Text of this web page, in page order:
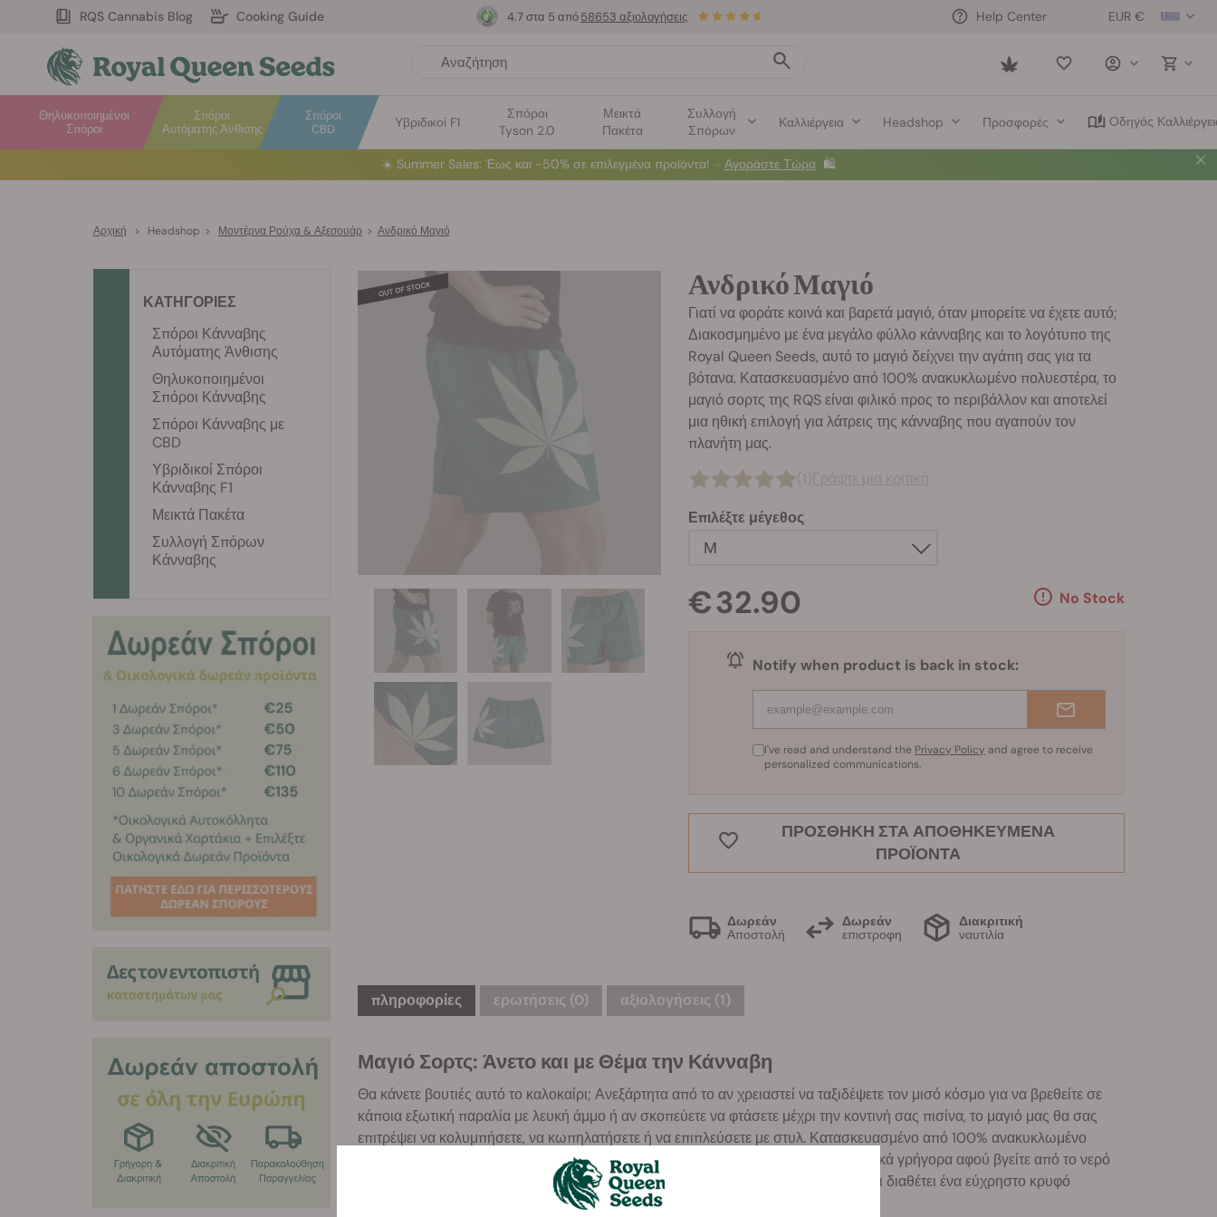
RQS Cannabis Blog Cooking Guide EUR €
Help Center
Saved
Σπόροι
Αυτόματης Άνθισης
Θηλυκοποιημένοι
Σπόροι
Σπόροι
CBD
Υβριδικοί F1
Σπόροι
Tyson 2.0
Μεικτά
Πακέτα
Συλλογή
Σπόρων
Καλλιέργεια Headshop Προσφορές Οδηγός
4.7 στα 5 από58653 αξιολογήσεις
☀️ Summer Sales: Έως και -50% σε επιλεγμένα προϊόντα! ⏤ Αγοράστε Τώρα 🛍️
Αρχική > Headshop > Μοντέρνα Ρούχα & Αξεσουάρ > Ανδρικό Μαγιό
Ανδρικό Μαγιό
Γιατί να φοράτε κοινά και βαρετά μαγιό, όταν μπορείτε να έχετε αυτό;
Διακοσμημένο με ένα μεγάλο φύλλο κάνναβης και το λογότυπο της
Royal Queen Seeds, αυτό το μαγιό δείχνει την αγάπη σας για τα
βότανα. Κατασκευασμένο από 100% ανακυκλωμένο πολυεστέρα, το
μαγιό σορτς της RQS είναι φιλικό προς το περιβάλλον και αποτελεί
μια ηθική επιλογή για λάτρεις της κάνναβης που αγαπούν τον
πλανήτη μας.
Επιλέξτε μέγεθος
M
€ 32.90 No Stock
Notify when product is back in stock:
I've read and understand the Privacy Policy and agree to receive
personalized communications.
ΠΡΟΣΘΉΚΗ ΣΤΑ ΑΠΟΘΗΚΕΥΜΈΝΑ
ΠΡΟΪΌΝΤΑ
Δωρεάν
Αποστολή
Δωρεάν
επιστροφη
Διακριτική
ναυτιλία
πληροφορίες ερωτήσεις (0) αξιολογήσεις (1)
Μαγιό Σορτς: Άνετο και με Θέμα την Κάνναβη
Θα κάνετε βουτιές αυτό το καλοκαίρι; Ανεξάρτητα από το αν χρειαστεί να ταξιδέψετε τον μισό κόσμο για να βρεθείτε σε
κάποια εξωτική παραλία με λευκή άμμο ή αν σκοπεύετε να φτάσετε μέχρι την κοντινή σας πισίνα, το μαγιό μας θα σας
επιτρέψει να κολυμπήσετε, να κωπηλατήσετε ή να επιπλεύσετε με στυλ. Κατασκευασμένο από 100% ανακυκλωμένο
πολυεστέρα, το μαγιό σορτς της RQS είναι μαλακό στην αφή και στεγνώνει εξαιρετικά γρήγορα αφού βγείτε από το νερό
με ένα περπάτημα βγαλμένο από το Baywatch. Φτάνει μέχρι τη μέση του μηρού και διαθέτει ένα εύχρηστο κρυφό
ΚΑΤΗΓΟΡΙΕΣ
Σπόροι Κάνναβης
Αυτόματης Άνθισης
Θηλυκοποιημένοι
Σπόροι Κάνναβης
Σπόροι Κάνναβης με
CBD
Υβριδικοί Σπόροι
Κάνναβης F1
Μεικτά Πακέτα
Συλλογή Σπόρων
Κάνναβης